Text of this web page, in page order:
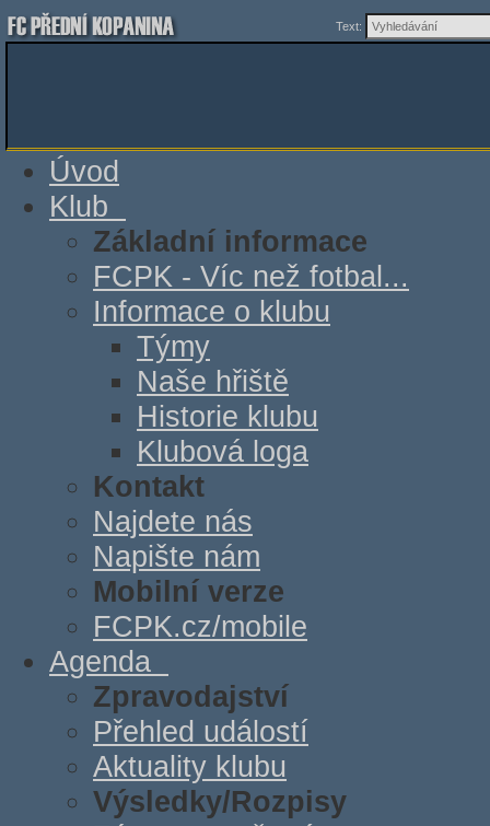
Text:
Úvod
Klub
Základní informace
FCPK - Víc než fotbal...
Informace o klubu
Týmy
Naše hřiště
Historie klubu
Klubová loga
Kontakt
Najdete nás
Napište nám
Mobilní verze
FCPK.cz/mobile
Agenda
Zpravodajství
Přehled událostí
Aktuality klubu
Výsledky/Rozpisy